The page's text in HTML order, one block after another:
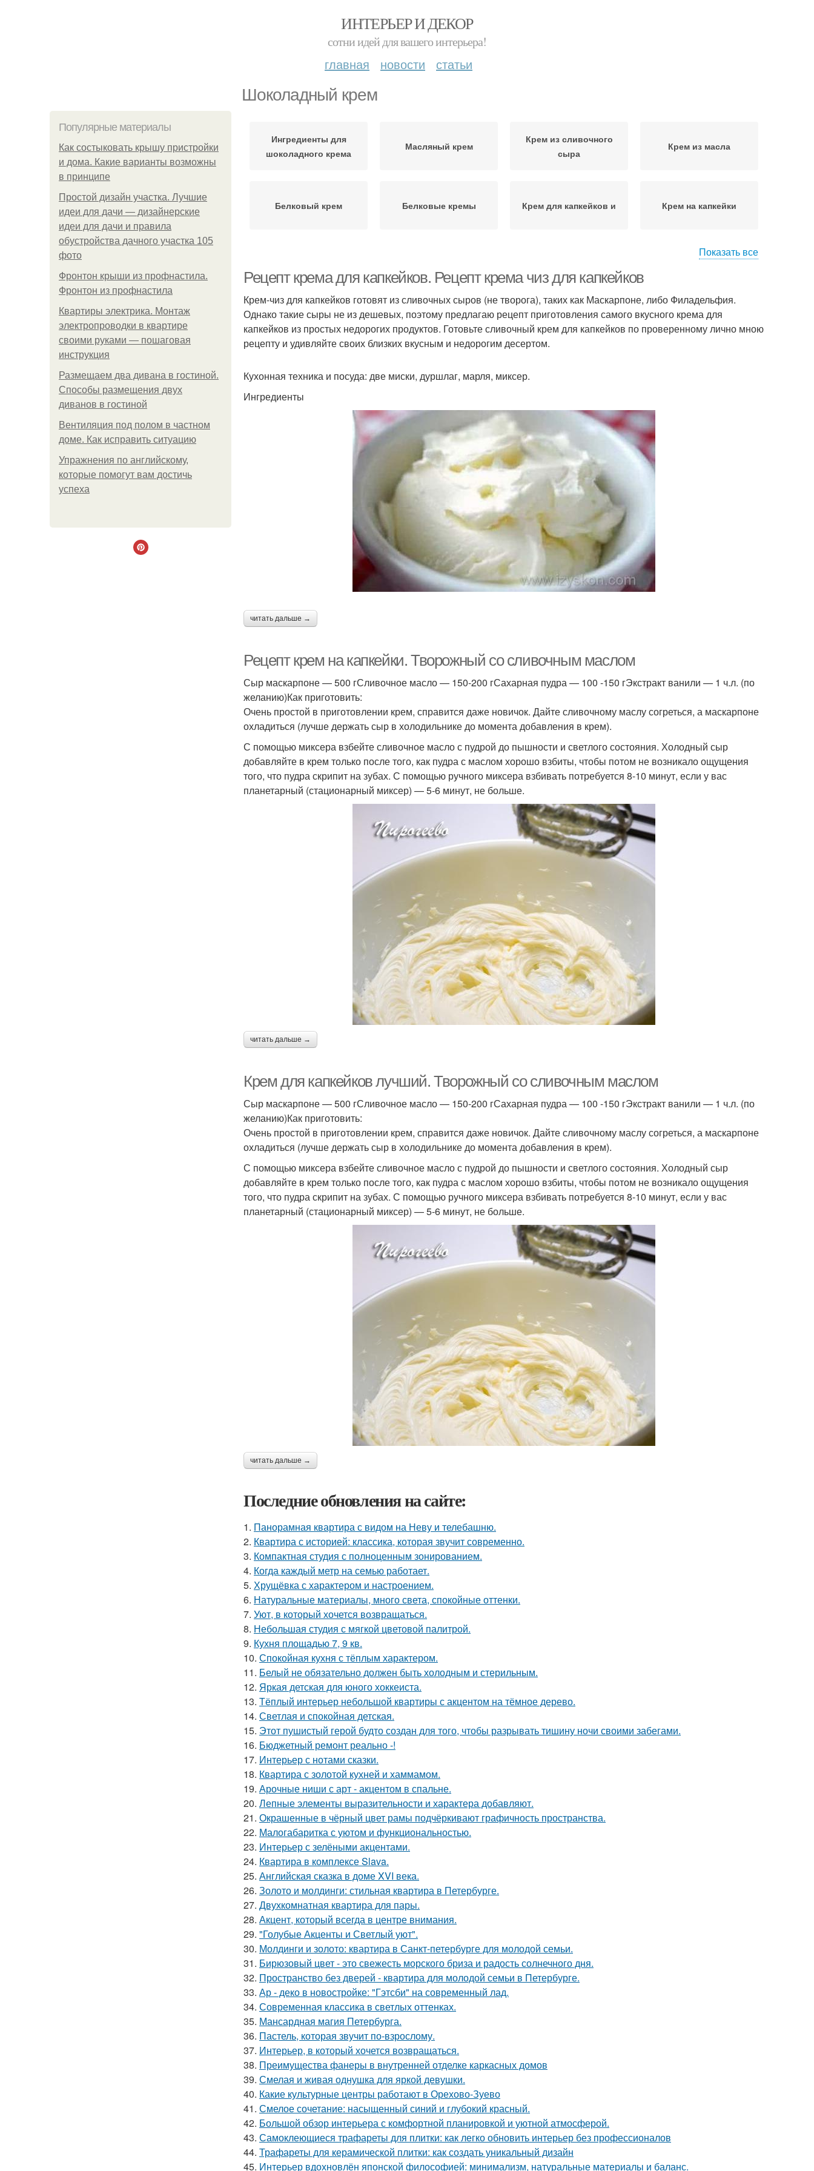
ИНТЕРЬЕР И ДЕКОР
сотни идей для вашего интерьера!
главная новости статьи
Шоколадный крем
Популярные материалы
Как состыковать крышу пристройки
и дома. Какие варианты возможны
в принципе
Простой дизайн участка. Лучшие
идеи для дачи — дизайнерские
идеи для дачи и правила
обустройства дачного участка 105
фото
Фронтон крыши из профнастила.
Фронтон из профнастила
Квартиры электрика. Монтаж
электропроводки в квартире
своими руками — пошаговая
инструкция
Размещаем два дивана в гостиной.
Способы размещения двух
диванов в гостиной
Вентиляция под полом в частном
доме. Как исправить ситуацию
Упражнения по английскому,
которые помогут вам достичь
успеха
Ингредиенты для
шоколадного крема
Масляный крем
Крем из сливочного
сыра
Крем из масла
Белковый крем Белковые кремы Крем для капкейков и Крем на капкейки
Идеальный крем Крем из сгущёнки Сырный крем
Крем для капкейков
тирамису
Разноцветный крем Сливочный крем
Показать все
Рецепт крема для капкейков. Рецепт крема чиз для капкейков
Крем-чиз для капкейков готовят из сливочных сыров (не творога), таких как Маскарпоне, либо Филадельфия.
Однако такие сыры не из дешевых, поэтому предлагаю рецепт приготовления самого вкусного крема для
капкейков из простых недорогих продуктов. Готовьте сливочный крем для капкейков по проверенному лично мною
рецепту и удивляйте своих близких вкусным и недорогим десертом.
Кухонная техника и посуда: две миски, дуршлаг, марля, миксер.
Ингредиенты
читать дальше →
Рецепт крем на капкейки. Творожный со сливочным маслом
Сыр маскарпоне — 500 гСливочное масло — 150-200 гСахарная пудра — 100 -150 гЭкстракт ванили — 1 ч.л. (по
желанию)Как приготовить:
Очень простой в приготовлении крем, справится даже новичок. Дайте сливочному маслу согреться, а маскарпоне
охладиться (лучше держать сыр в холодильнике до момента добавления в крем).
С помощью миксера взбейте сливочное масло с пудрой до пышности и светлого состояния. Холодный сыр
добавляйте в крем только после того, как пудра с маслом хорошо взбиты, чтобы потом не возникало ощущения
того, что пудра скрипит на зубах. С помощью ручного миксера взбивать потребуется 8-10 минут, если у вас
планетарный (стационарный миксер) — 5-6 минут, не больше.
читать дальше →
Крем для капкейков лучший. Творожный со сливочным маслом
Сыр маскарпоне — 500 гСливочное масло — 150-200 гСахарная пудра — 100 -150 гЭкстракт ванили — 1 ч.л. (по
желанию)Как приготовить:
Очень простой в приготовлении крем, справится даже новичок. Дайте сливочному маслу согреться, а маскарпоне
охладиться (лучше держать сыр в холодильнике до момента добавления в крем).
С помощью миксера взбейте сливочное масло с пудрой до пышности и светлого состояния. Холодный сыр
добавляйте в крем только после того, как пудра с маслом хорошо взбиты, чтобы потом не возникало ощущения
того, что пудра скрипит на зубах. С помощью ручного миксера взбивать потребуется 8-10 минут, если у вас
планетарный (стационарный миксер) — 5-6 минут, не больше.
читать дальше →
Последние обновления на сайте:
1. Панорамная квартира с видом на Неву и телебашню.
2. Квартира с историей: классика, которая звучит современно.
3. Компактная студия с полноценным зонированием.
4. Когда каждый метр на семью работает.
5. Хрущёвка с характером и настроением.
6. Натуральные материалы, много света, спокойные оттенки.
7. Уют, в который хочется возвращаться.
8. Небольшая студия с мягкой цветовой палитрой.
9. Кухня площадью 7, 9 кв.
10. Спокойная кухня с тёплым характером.
11. Белый не обязательно должен быть холодным и стерильным.
12. Яркая детская для юного хоккеиста.
13. Тёплый интерьер небольшой квартиры с акцентом на тёмное дерево.
14. Светлая и спокойная детская.
15. Этот пушистый герой будто создан для того, чтобы разрывать тишину ночи своими забегами.
16. Бюджетный ремонт реально -!
17. Интерьер с нотами сказки.
18. Квартира с золотой кухней и хаммамом.
19. Арочные ниши с арт - акцентом в спальне.
20. Лепные элементы выразительности и характера добавляют.
21. Окрашенные в чёрный цвет рамы подчёркивают графичность пространства.
22. Малогабаритка с уютом и функциональностью.
23. Интерьер с зелёными акцентами.
24. Квартира в комплексе Slava.
25. Английская сказка в доме XVI века.
26. Золото и молдинги: стильная квартира в Петербурге.
27. Двухкомнатная квартира для пары.
28. Акцент, который всегда в центре внимания.
29. "Голубые Акценты и Светлый уют".
30. Молдинги и золото: квартира в Санкт-петербурге для молодой семьи.
31. Бирюзовый цвет - это свежесть морского бриза и радость солнечного дня.
32. Пространство без дверей - квартира для молодой семьи в Петербурге.
33. Ар - деко в новостройке: "Гэтсби" на современный лад.
34. Современная классика в светлых оттенках.
35. Мансардная магия Петербурга.
36. Пастель, которая звучит по-взрослому.
37. Интерьер, в который хочется возвращаться.
38. Преимущества фанеры в внутренней отделке каркасных домов
39. Смелая и живая однушка для яркой девушки.
40. Какие культурные центры работают в Орехово-Зуево
41. Смелое сочетание: насыщенный синий и глубокий красный.
42. Большой обзор интерьера с комфортной планировкой и уютной атмосферой.
43. Самоклеющиеся трафареты для плитки: как легко обновить интерьер без профессионалов
44. Трафареты для керамической плитки: как создать уникальный дизайн
45. Интерьер вдохновлён японской философией: минимализм, натуральные материалы и баланс.